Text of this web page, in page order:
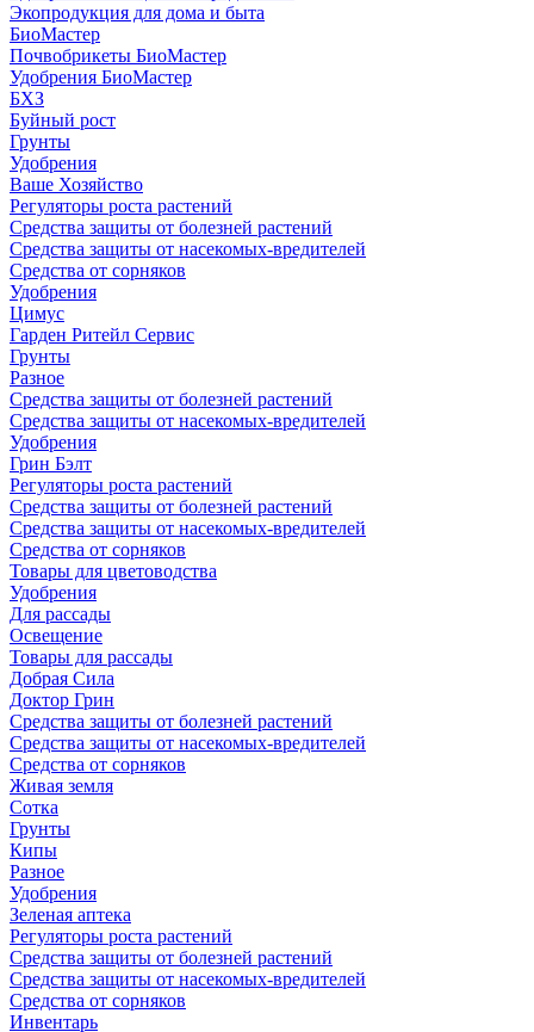
Экопродукция для дома и быта
БиоМастер
Почвобрикеты БиоМастер
Удобрения БиоМастер
БХЗ
Буйный рост
Грунты
Удобрения
Ваше Хозяйство
Регуляторы роста растений
Средства защиты от болезней растений
Средства защиты от насекомых-вредителей
Средства от сорняков
Удобрения
Цимус
Гарден Ритейл Сервис
Грунты
Разное
Средства защиты от болезней растений
Средства защиты от насекомых-вредителей
Удобрения
Грин Бэлт
Регуляторы роста растений
Средства защиты от болезней растений
Средства защиты от насекомых-вредителей
Средства от сорняков
Товары для цветоводства
Удобрения
Для рассады
Освещение
Товары для рассады
Добрая Сила
Доктор Грин
Средства защиты от болезней растений
Средства защиты от насекомых-вредителей
Средства от сорняков
Живая земля
Сотка
Грунты
Кипы
Разное
Удобрения
Зеленая аптека
Регуляторы роста растений
Средства защиты от болезней растений
Средства защиты от насекомых-вредителей
Средства от сорняков
Инвентарь